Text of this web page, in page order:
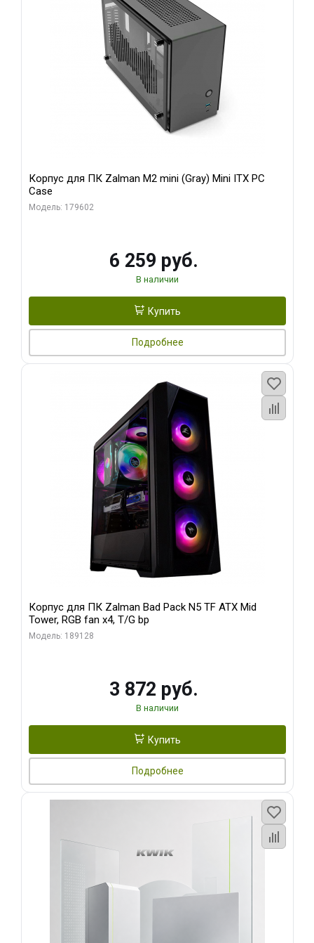
Корпус для ПК Zalman M2 mini (Gray) Mini ITX PC
Case
Модель: 179602
6 259 руб.
В наличии
Купить
Подробнее
Корпус для ПК Zalman Bad Pack N5 TF ATX Mid
Tower, RGB fan x4, T/G bp
Модель: 189128
3 872 руб.
В наличии
Купить
Подробнее